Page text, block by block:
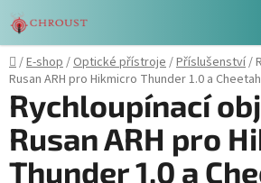
na
obsah
Domů
/E-shop/Optické přístroje/Příslušenství/
Rusan ARH pro Hikmicro Thunder 1.0 a
Rychloupínací
Rusan ARH pro
Thunder 1.0 a